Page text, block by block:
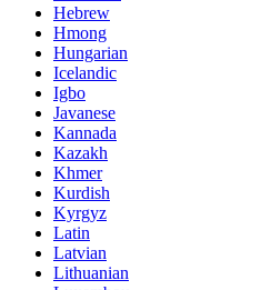
Hebrew
Hmong
Hungarian
Icelandic
Igbo
Javanese
Kannada
Kazakh
Khmer
Kurdish
Kyrgyz
Latin
Latvian
Lithuanian